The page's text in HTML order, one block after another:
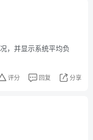
，并显示系统平均负
评分 回复 分享